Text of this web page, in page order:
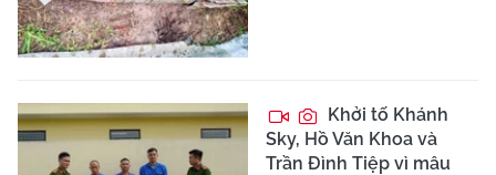
Khởi tố Khánh
Sky, Hồ Văn Khoa và
Trần Đình Tiệp vì mâu